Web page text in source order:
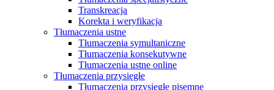
Transkreacja
Korekta i weryfikacja
Tłumaczenia ustne
Tłumaczenia symultaniczne
Tłumaczenia konsekutywne
Tłumaczenia ustne online
Tłumaczenia przysięgłe
Tłumaczenia przysięgłe pisemne